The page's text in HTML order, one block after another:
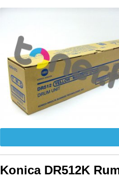
Konica DR512K